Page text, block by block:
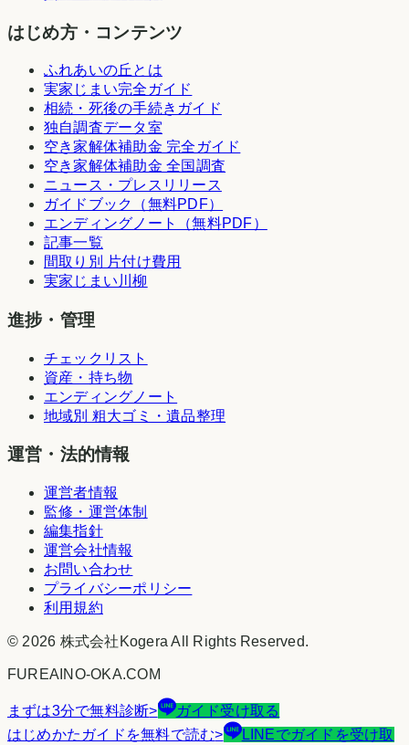
はじめ方・コンテンツ
ふれあいの丘とは
実家じまい完全ガイド
相続・死後の手続きガイド
独自調査データ室
空き家解体補助金 完全ガイド
空き家解体補助金 全国調査
ニュース・プレスリリース
ガイドブック（無料PDF）
エンディングノート（無料PDF）
記事一覧
間取り別 片付け費用
実家じまい川柳
進捗・管理
チェックリスト
資産・持ち物
エンディングノート
地域別 粗大ゴミ・遺品整理
運営・法的情報
運営者情報
監修・運営体制
編集指針
運営会社情報
お問い合わせ
プライバシーポリシー
利用規約
© 2026 株式会社Kogera All Rights Reserved.
FUREAINO-OKA.COM
まずは3分で無料診断>
ガイド受け取る
はじめかたガイドを無料で読む> LINEでガイドを受け取